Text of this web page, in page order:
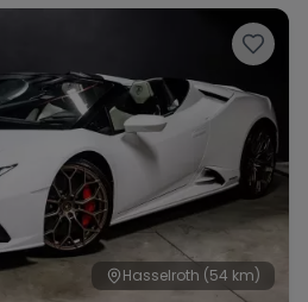
Chevrolet Dodge
Rolls Royce Aston Martin
Hasselroth (54 km)